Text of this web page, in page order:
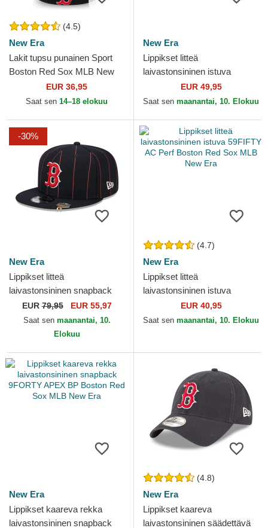
(4.5)
New Era
Lakit tupsu punainen Sport
Boston Red Sox MLB New
EUR 36,95
Saat sen 14–18 elokuu
New Era
Lippikset litteä
laivastonsininen istuva
59FIFTY Day Low Profile
Boston Red Sox MLB New
EUR 49,95
Saat sen maanantai, 10. Elokuu
-30%
New Era
Lippikset litteä
laivastonsininen snapback
9FIFTY Pinstripe Visor Clip
Boston Red Sox MLB New
EUR79,95 EUR 55,97
Saat sen maanantai, 10.
Elokuu
(4.7)
New Era
Lippikset litteä
laivastonsininen istuva
59FIFTY AC Perf Boston Red
Sox MLB New Era
EUR 40,95
Saat sen maanantai, 10. Elokuu
New Era
Lippikset kaareva rekka
laivastonsininen snapback
(4.8)
New Era
Lippikset kaareva
laivastonsininen säädettävä